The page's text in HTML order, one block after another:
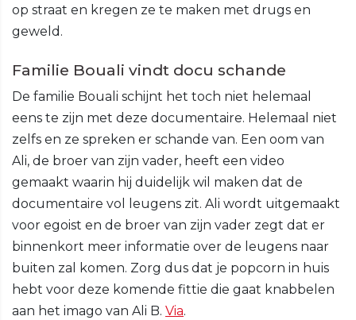
op straat en kregen ze te maken met drugs en
geweld.
Familie Bouali vindt docu schande
De familie Bouali schijnt het toch niet helemaal
eens te zijn met deze documentaire. Helemaal niet
zelfs en ze spreken er schande van. Een oom van
Ali, de broer van zijn vader, heeft een video
gemaakt waarin hij duidelijk wil maken dat de
documentaire vol leugens zit. Ali wordt uitgemaakt
voor egoist en de broer van zijn vader zegt dat er
binnenkort meer informatie over de leugens naar
buiten zal komen. Zorg dus dat je popcorn in huis
hebt voor deze komende fittie die gaat knabbelen
aan het imago van Ali B. Via.